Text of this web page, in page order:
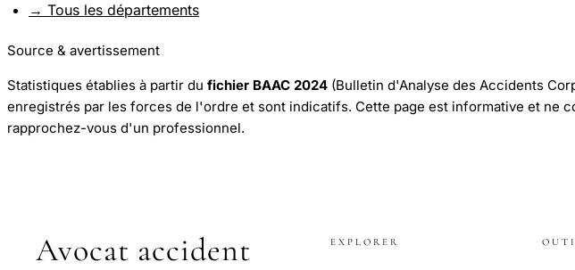
→ Tous les départements
Source & avertissement
Statistiques établies à partir du fichier BAAC 2024 (Bulletin d'Analyse des Accidents
enregistrés par les forces de l'ordre et sont indicatifs. Cette page est informative et ne
rapprochez-vous d'un professionnel.
Avocat accident
EXPLORER